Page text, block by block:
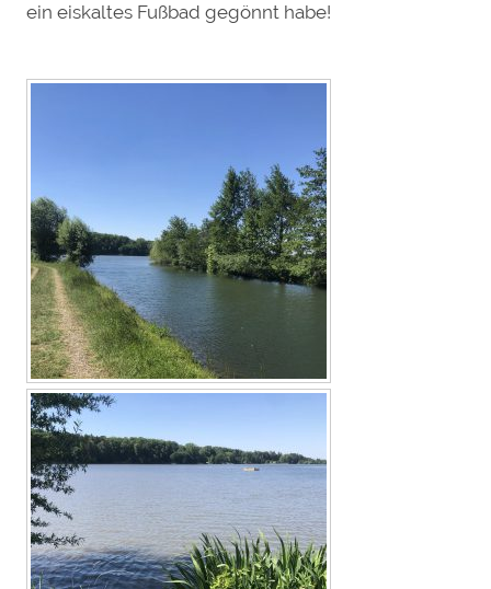
ein eiskaltes Fußbad gegönnt habe!